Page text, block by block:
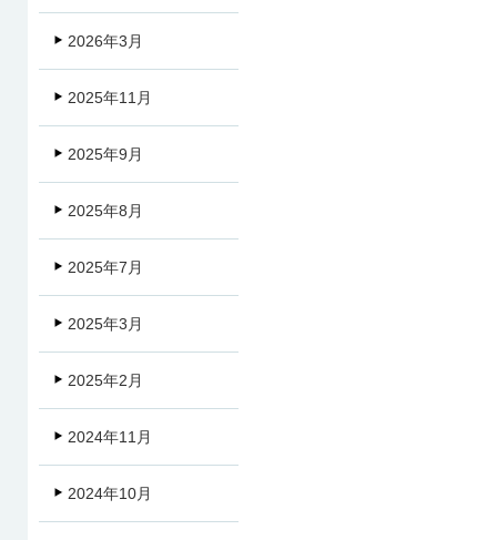
2026年3月
2025年11月
2025年9月
2025年8月
2025年7月
2025年3月
2025年2月
2024年11月
2024年10月